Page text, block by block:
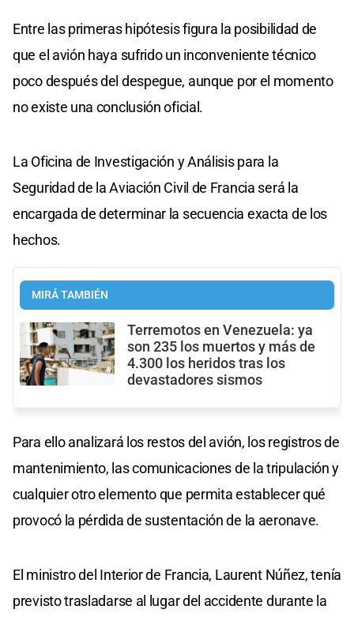
Entre las primeras hipótesis figura la posibilidad de
que el avión haya sufrido un inconveniente técnico
poco después del despegue, aunque por el momento
no existe una conclusión oficial.
La Oficina de Investigación y Análisis para la
Seguridad de la Aviación Civil de Francia será la
encargada de determinar la secuencia exacta de los
hechos.
MIRÁ TAMBIÉN
Terremotos en Venezuela: ya
son 235 los muertos y más de
4.300 los heridos tras los
devastadores sismos
Para ello analizará los restos del avión, los registros de
mantenimiento, las comunicaciones de la tripulación y
cualquier otro elemento que permita establecer qué
provocó la pérdida de sustentación de la aeronave.
El ministro del Interior de Francia, Laurent Núñez, tenía
previsto trasladarse al lugar del accidente durante la